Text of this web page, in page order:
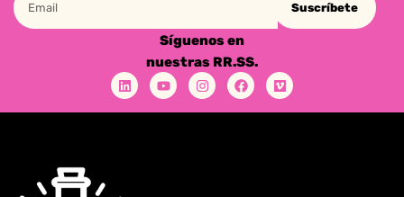
Suscríbete
Síguenos en
nuestras RR.SS.